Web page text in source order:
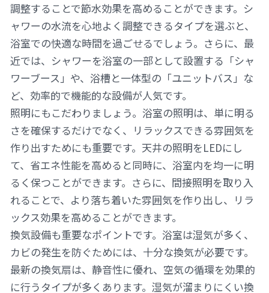
調整することで節水効果を高めることができます。シ
ャワーの水流を心地よく調整できるタイプを選ぶと、
浴室での快適な時間を過ごせるでしょう。さらに、最
近では、シャワーを浴室の一部として設置する「シャ
ワーブース」や、浴槽と一体型の「ユニットバス」な
ど、効率的で機能的な設備が人気です。
照明にもこだわりましょう。浴室の照明は、単に明る
さを確保するだけでなく、リラックスできる雰囲気を
作り出すためにも重要です。天井の照明をLEDにし
て、省エネ性能を高めると同時に、浴室内を均一に明
るく保つことができます。さらに、間接照明を取り入
れることで、より落ち着いた雰囲気を作り出し、リラ
ックス効果を高めることができます。
換気設備も重要なポイントです。浴室は湿気が多く、
カビの発生を防ぐためには、十分な換気が必要です。
最新の換気扇は、静音性に優れ、空気の循環を効果的
に行うタイプが多くあります。湿気が溜まりにくい換